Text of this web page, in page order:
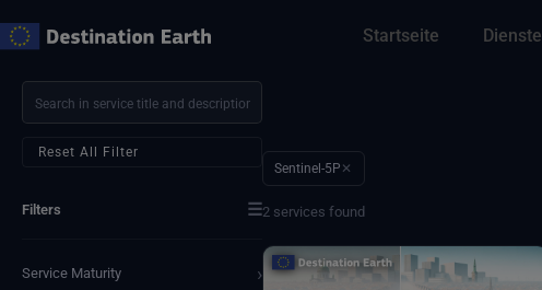
Inhalt
springen
Startseite Dienste
Reset All Filter
Filters ☰
Service Maturity ›
Sentinel-5P ✕
2 services found